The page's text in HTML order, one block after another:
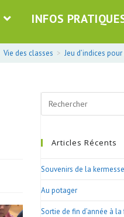
INFOS
Vie des classes > Jeu d’indices
Search
this
Articles Récents
Souvenirs de la
Au potager
Sortie de fin d’année à